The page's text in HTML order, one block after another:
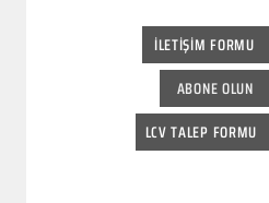
İLETİŞİM FORMU
ABONE OLUN
LCV TALEP FORMU